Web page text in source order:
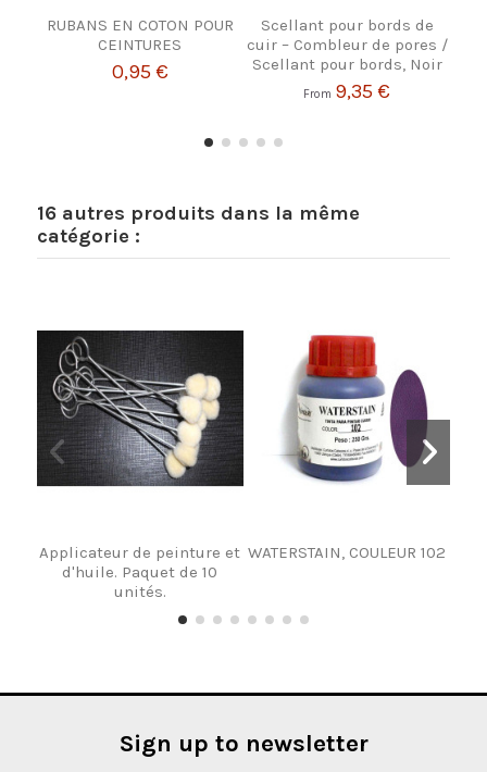
RUBANS EN COTON POUR
CEINTURES
0,95 €
Scellant pour bords de
cuir – Combleur de pores /
Scellant pour bords, Noir
From 9,35 €
16 autres produits dans la même
catégorie :
Applicateur de peinture et
d'huile. Paquet de 10
unités.
WATERSTAIN, COULEUR 102
Sign up to newsletter